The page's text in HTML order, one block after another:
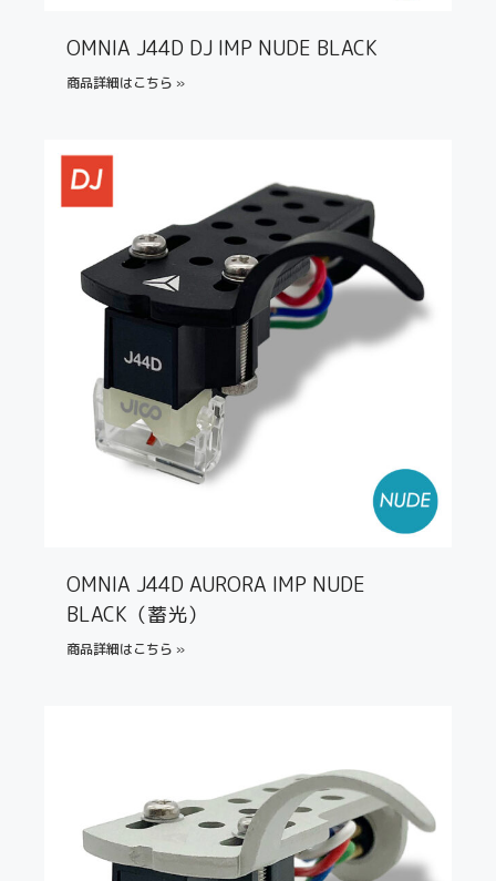
OMNIA J44D DJ IMP NUDE BLACK
商品詳細はこちら »
OMNIA J44D AURORA IMP NUDE
BLACK（蓄光）
商品詳細はこちら »